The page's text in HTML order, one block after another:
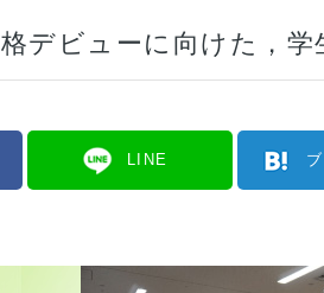
デビューに向けた，学
LINE